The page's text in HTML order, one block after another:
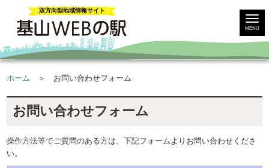
MENU
双方向型地域情報サイト
ホーム ＞ お問い合わせフォーム
お問い合わせフォーム
操作方法等でご質問のある方は、下記フォームよりお問い合わせくださ
い。